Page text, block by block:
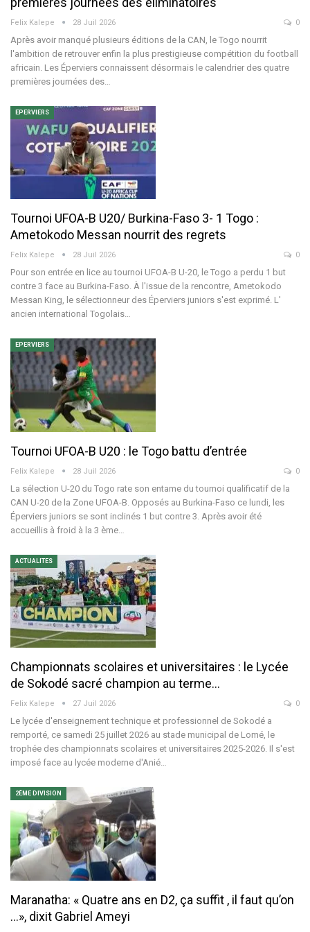
Felix Kalepe 28 Juil 2026 0
Après avoir manqué plusieurs éditions de la CAN, le Togo nourrit
l'ambition de retrouver enfin la plus prestigieuse compétition du football
africain. Les Éperviers connaissent désormais le calendrier des quatre
premières journées des…
EPERVIERS
Tournoi UFOA-B U20/ Burkina-Faso 3- 1 Togo :
Ametokodo Messan nourrit des regrets
Felix Kalepe 28 Juil 2026 0
Pour son entrée en lice au tournoi UFOA-B U-20, le Togo a perdu 1 but
contre 3 face au Burkina-Faso. À l'issue de la rencontre, Ametokodo
Messan King, le sélectionneur des Éperviers juniors s'est exprimé. L'
ancien international Togolais…
EPERVIERS
Tournoi UFOA-B U20 : le Togo battu d’entrée
Felix Kalepe 28 Juil 2026 0
La sélection U-20 du Togo rate son entame du tournoi qualificatif de la
CAN U-20 de la Zone UFOA-B. Opposés au Burkina-Faso ce lundi, les
Éperviers juniors se sont inclinés 1 but contre 3. Après avoir été
accueillis à froid à la 3 ème
ACTUALITES
Championnats scolaires et universitaires : le Lycée
de Sokodé sacré champion au terme…
Felix Kalepe 27 Juil 2026 0
Le lycée d'enseignement technique et professionnel de Sokodé a
remporté, ce samedi 25 juillet 2026 au stade municipal de Lomé, le
trophée des championnats scolaires et universitaires 2025-2026. Il s'est
imposé face au lycée moderne d'Anié…
2ÈME DIVISION
Maranatha: « Quatre ans en D2, ça suffit , il faut qu’on
…», dixit Gabriel Ameyi